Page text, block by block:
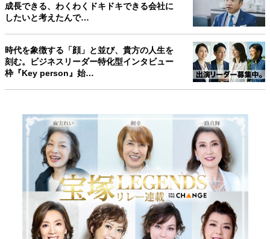
成長できる、わくわくドキドキできる会社に
したいと考えたんで…
時代を象徴する「顔」と並び、貴方の人生を
刻む。ビジネスリーダー特化型インタビュー
枠『Key person』始…